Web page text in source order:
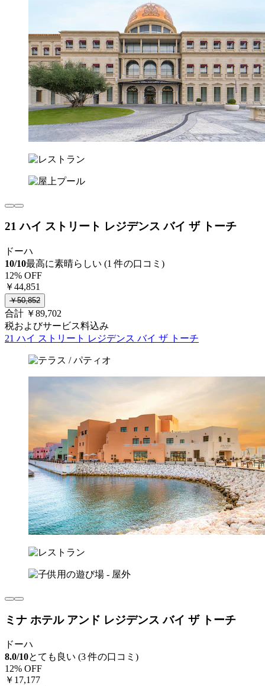
21 ハイ ストリート レジデンス バイ ザ トーチ
ドーハ
10/10最高に素晴らしい (1 件の口コミ)
12% OFF
￥44,851
￥50,852
合計 ￥89,702
税およびサービス料込み
21 ハイ ストリート レジデンス バイ ザ トーチ
ミナ ホテル アンド レジデンス バイ ザ トーチ
ドーハ
8.0/10とても良い (3 件の口コミ)
12% OFF
￥17,177